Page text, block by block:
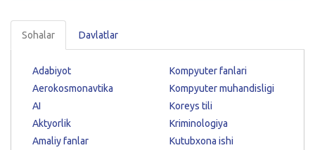
Sohalar Davlatlar
Adabiyot
Aerokosmonavtika
AI
Aktyorlik
Amaliy fanlar
Kompyuter fanlari
Kompyuter muhandisligi
Koreys tili
Kriminologiya
Kutubxona ishi